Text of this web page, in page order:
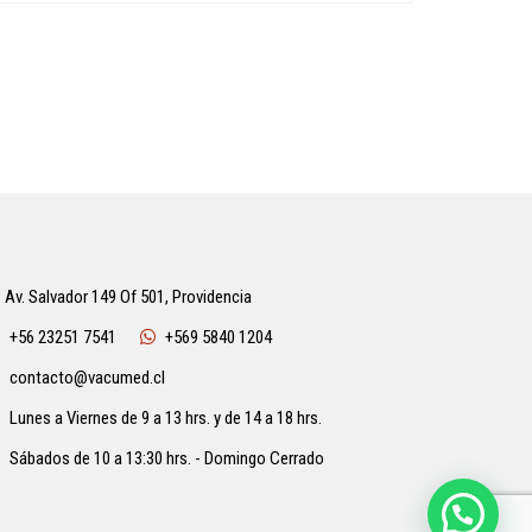
Av. Salvador 149 Of 501, Providencia
+56 23251 7541
+569 5840 1204
contacto@vacumed.cl
Lunes a Viernes de 9 a 13 hrs. y de 14 a 18 hrs.
Sábados de 10 a 13:30 hrs. - Domingo Cerrado